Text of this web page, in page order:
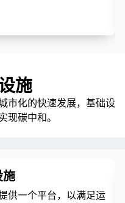
施
市化的快速发展，基础设
现碳中和。
施
供一个平台，以满足运